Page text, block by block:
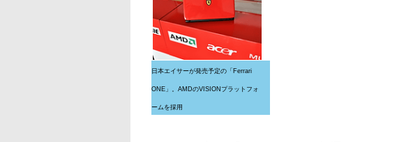
日本エイサーが発売予定の「Ferrari
ONE」。AMDのVISIONプラットフォ
ームを採用